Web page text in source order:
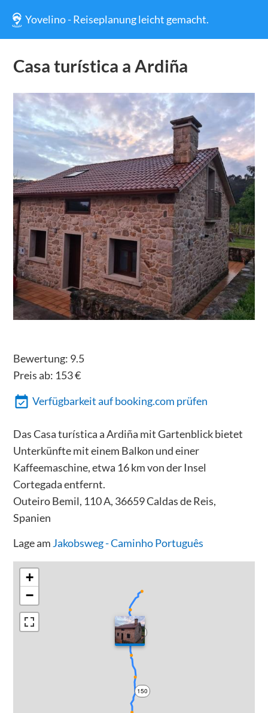
Yovelino - Reiseplanung leicht gemacht.
Casa turística a Ardiña
Bewertung: 9.5
Preis ab: 153€
Verfügbarkeit auf booking.com prüfen
Das Casa turística a Ardiña mit Gartenblick bietet
Unterkünfte mit einem Balkon und einer
Kaffeemaschine, etwa 16 km von der Insel
Cortegada entfernt.
Outeiro Bemil, 110 A, 36659 Caldas de Reis,
Spanien
Lage am Jakobsweg - Caminho Português
150
200
+
−